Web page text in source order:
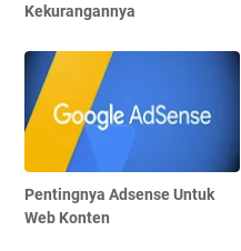
Kekurangannya
Pentingnya Adsense Untuk
Web Konten